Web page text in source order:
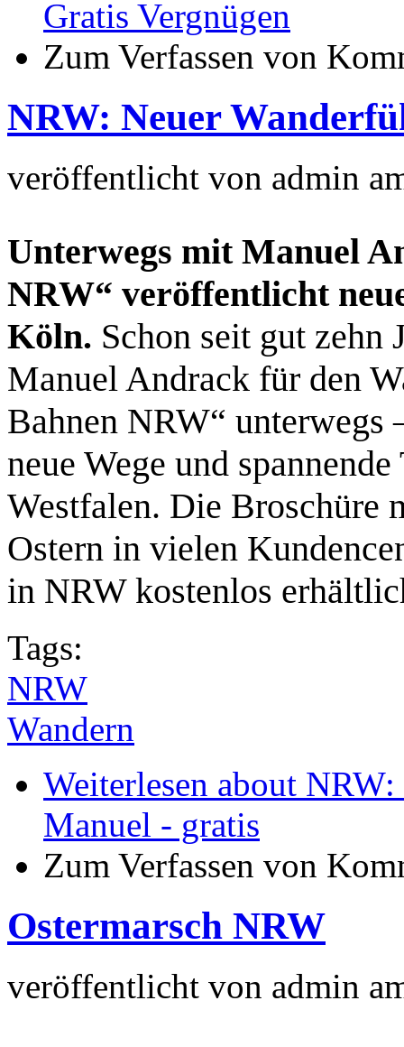
Gratis Vergnügen
Zum Verfassen von
NRW: Neuer
veröffentlicht von admin
Unterwegs mit Manuel
NRW“ veröffentlicht
Köln. Schon seit gut zehn
Manuel Andrack für den
Bahnen NRW“
neue Wege und
Westfalen. Die Broschüre
Ostern in vielen
in NRW kostenlos
Tags:
NRW
Wandern
Weiterlesen about
Manuel - gratis
Zum Verfassen von
Ostermarsch NRW
veröffentlicht von admin